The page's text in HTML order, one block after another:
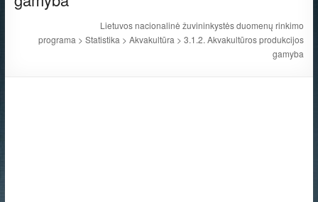
Lietuvos nacionalinė žuvininkystės duomenų rinkimo
programa >Statistika >Akvakultūra >3.1.2. Akvakultūros produkcijos
gamyba